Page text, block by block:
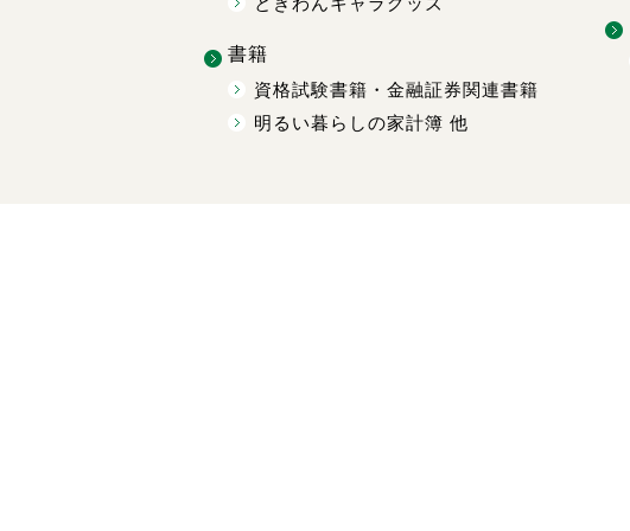
書籍
資格試験書籍・金融証券関連書籍
明るい暮らしの家計簿 他